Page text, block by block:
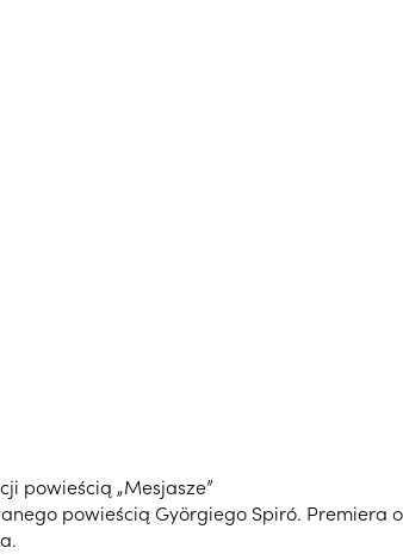
powieścią „Mesjasze”
powieścią Györgiego Spiró.